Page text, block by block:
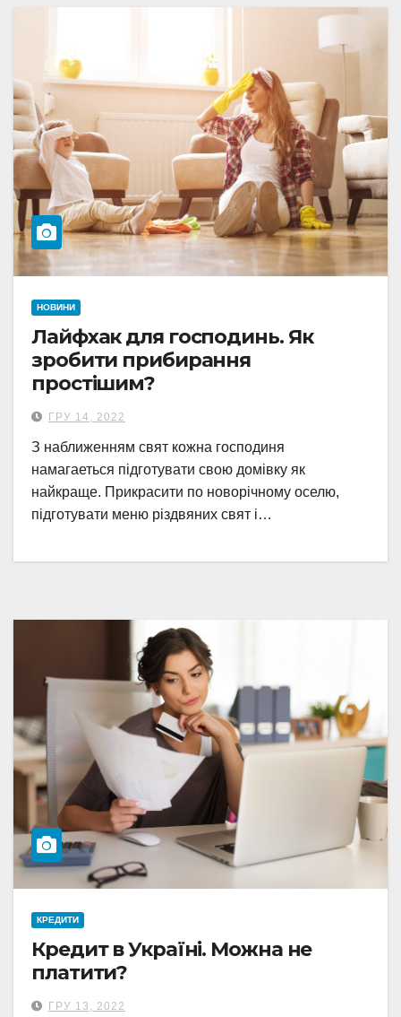
НОВИНИ
Лайфхак для господинь. Як
зробити прибирання
простішим?
ГРУ 14, 2022
З наближенням свят кожна господиня
намагаеться підготувати свою домівку як
найкраще. Прикрасити по новорічному оселю,
підготувати меню різдвяних свят і…
КРЕДИТИ
Кредит в Україні. Можна не
платити?
ГРУ 13, 2022